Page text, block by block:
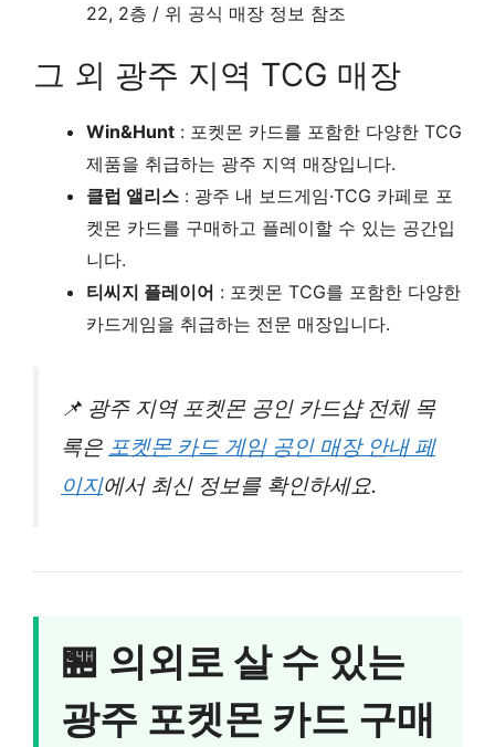
22, 2층 / 위 공식 매장 정보 참조
그 외 광주 지역 TCG 매장
Win&Hunt : 포켓몬 카드를 포함한 다양한 TCG
제품을 취급하는 광주 지역 매장입니다.
클럽 앨리스 : 광주 내 보드게임·TCG 카페로 포
켓몬 카드를 구매하고 플레이할 수 있는 공간입
니다.
티씨지 플레이어 : 포켓몬 TCG를 포함한 다양한
카드게임을 취급하는 전문 매장입니다.
📌 광주 지역 포켓몬 공인 카드샵 전체 목
록은 포켓몬 카드 게임 공인 매장 안내 페
이지에서 최신 정보를 확인하세요.
🏪 의외로 살 수 있는
광주 포켓몬 카드 구매